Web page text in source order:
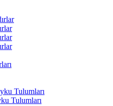
Tulumları
Tulumları